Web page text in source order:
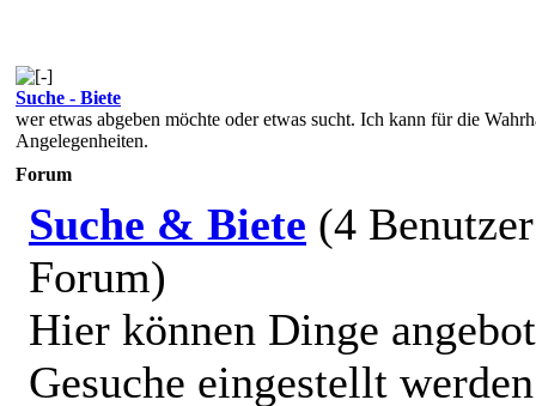
Suche - Biete
wer etwas abgeben möchte oder etwas sucht. Ich kann für die
Angelegenheiten.
Forum
Suche & Biete (4
Forum)
Hier können Dinge
Gesuche eingestellt